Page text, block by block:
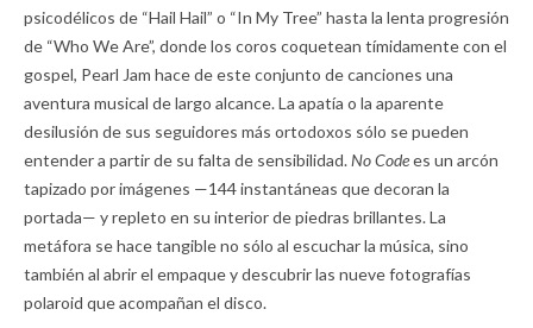
psicodélicos de “Hail Hail” o “In My Tree” hasta la lenta progresión
de “Who We Are”, donde los coros coquetean tímidamente con el
gospel, Pearl Jam hace de este conjunto de canciones una
aventura musical de largo alcance. La apatía o la aparente
desilusión de sus seguidores más ortodoxos sólo se pueden
entender a partir de su falta de sensibilidad.No Codees un arcón
tapizado por imágenes —144 instantáneas que decoran la
portada— y repleto en su interior de piedras brillantes. La
metáfora se hace tangible no sólo al escuchar la música, sino
también al abrir el empaque y descubrir las nueve fotografías
polaroid que acompañan el disco.